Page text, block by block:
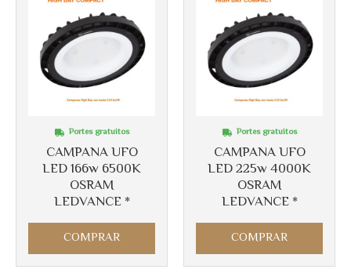
CAMPANA UFO
LED 166w 6500K
OSRAM
LEDVANCE *
Portes gratuitos
COMPRAR
CAMPANA UFO
LED 225w 4000K
OSRAM
LEDVANCE *
Portes gratuitos
COMPRAR